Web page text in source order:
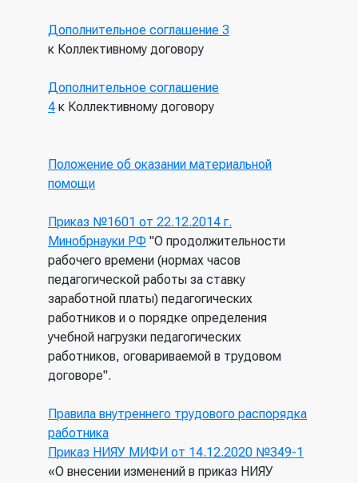
Дополнительное соглашение 3
к Коллективному договору
Дополнительное соглашение
4 к Коллективному договору
Положение об оказании материальной
помощи
Приказ №1601 от 22.12.2014 г.
Минобрнауки РФ "О продолжительности
рабочего времени (нормах часов
педагогической работы за ставку
заработной платы) педагогических
работников и о порядке определения
учебной нагрузки педагогических
работников, оговариваемой в трудовом
договоре".
Правила внутреннего трудового распорядка
работника
Приказ НИЯУ МИФИ от 14.12.2020 №349-1
«О внесении изменений в приказ НИЯУ